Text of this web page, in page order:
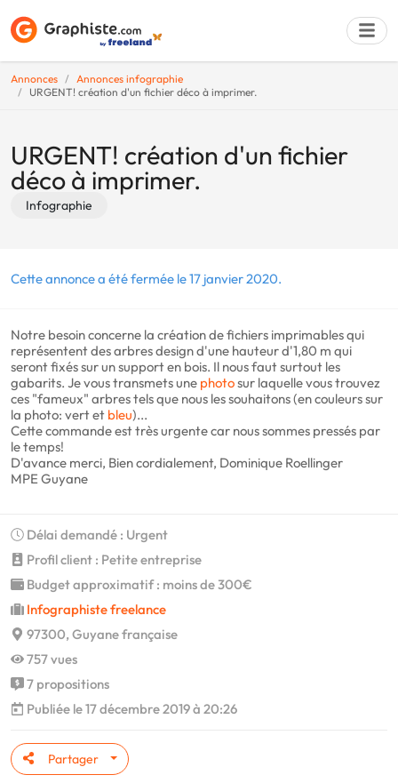
Annonces
Annonces infographie
URGENT! création d'un fichier déco à imprimer.
URGENT! création d'un fichier
déco à imprimer.
Infographie
Cette annonce a été fermée le 17 janvier 2020.
Notre besoin concerne la création de fichiers imprimables qui
représentent des arbres design d'une hauteur d'1,80 m qui
seront fixés sur un support en bois. Il nous faut surtout les
gabarits. Je vous transmets une photosur laquelle vous trouvez
ces "fameux" arbres tels que nous les souhaitons (en couleurs sur
la photo: vert et bleu)...
Cette commande est très urgente car nous sommes pressés par
le temps!
D'avance merci, Bien cordialement, Dominique Roellinger
MPE Guyane
Délai demandé : Urgent
Profil client : Petite entreprise
Budget approximatif : moins de 300€
Infographiste freelance
97300, Guyane française
757 vues
7 propositions
Publiée le 17 décembre 2019 à 20:26
Partager